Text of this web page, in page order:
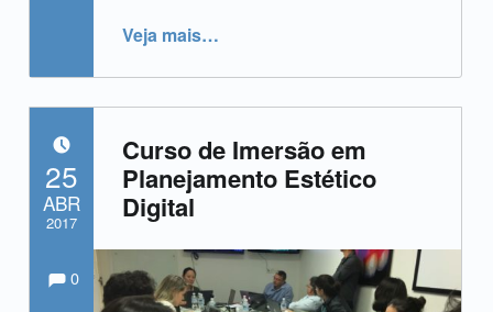
Veja mais…
Curso de Imersão em
Planejamento Estético
Digital
POSTADO EM:
25
ABR
2017
Escrito por:Comentários:
Comments:
0